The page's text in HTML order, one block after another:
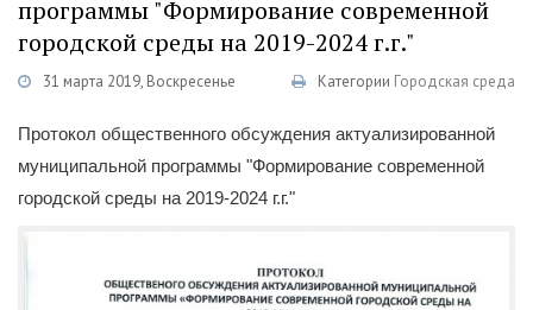
программы "Формирование современной
городской среды на 2019-2024 г.г."
31 марта 2019, Воскресенье Категории Городская среда
Протокол общественного обсуждения актуализированной
муниципальной программы "Формирование современной
городской среды на 2019-2024 г.г."